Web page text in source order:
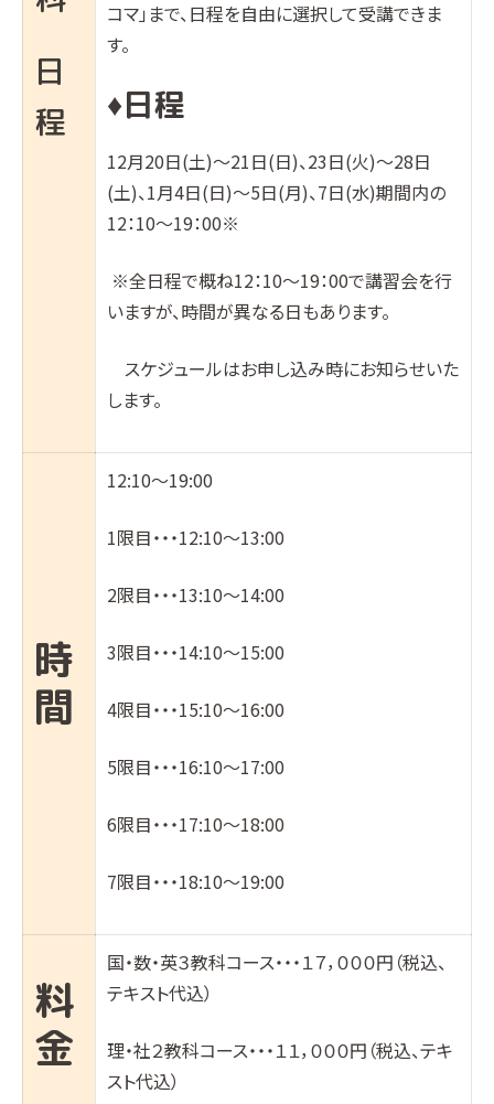
日
程
コマ」まで、日程を自由に選択して受講できま
す。
♦︎日程
12月20日(土)～21日(日)、23日(火)～28日
(土)、1月4日(日)～5日(月)、7日(水)期間内の
12：10～19：00※
※全日程で概ね12：10～19：00で講習会を行
いますが、時間が異なる日もあります。
スケジュールはお申し込み時にお知らせいた
します。
時
間
12:10～19:00
1限目・・・12:10〜13:00
2限目・・・13:10〜14:00
3限目・・・14:10〜15:00
4限目・・・15:10〜16:00
5限目・・・16:10〜17:00
6限目・・・17:10〜18:00
7限目・・・18:10〜19:00
料
金
国・数・英３教科コース・・・１７，０００円（税込、
テキスト代込）
理・社２教科コース・・・１１，０００円（税込、テキ
スト代込）